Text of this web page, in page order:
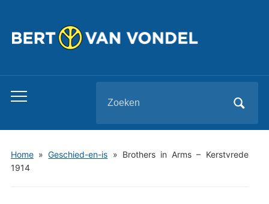
Toggle
menu
naar:
Home»Geschied-en-is » Brothers in Arms – Kerstvrede
1914